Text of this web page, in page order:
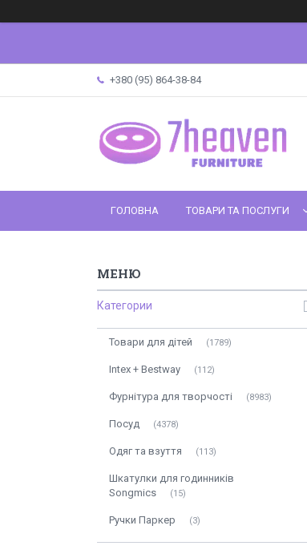
+380 (95) 864-38-84
ГОЛОВНА ТОВАРИ ТА ПОСЛУГИ
Категории
Товари для дітей 1789
Intex + Bestway 112
Фурнітура для творчості 8983
Посуд 4378
Одяг та взуття 113
Шкатулки для годинників
Songmics
15
Ручки Паркер 3